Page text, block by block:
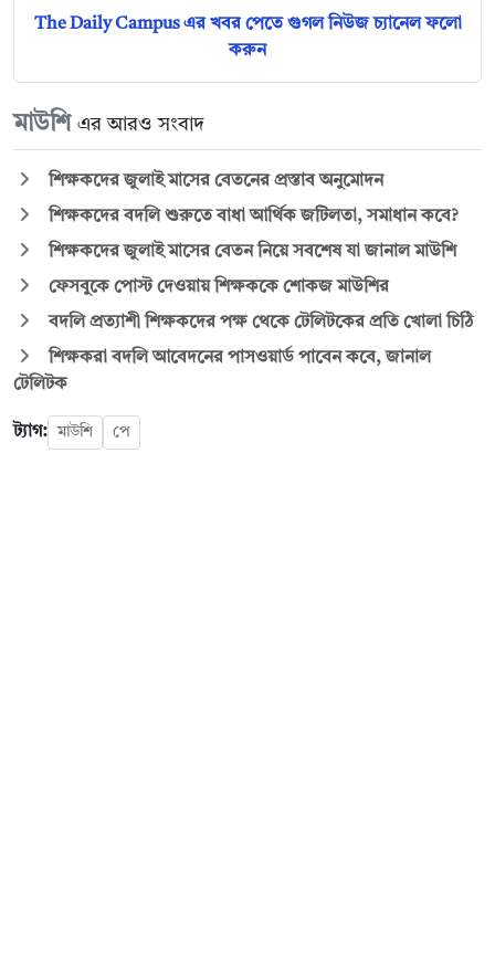
The Daily Campus এর খবর পেতে গুগল নিউজ চ্যানেল ফলো
করুন
মাউশি এর আরও সংবাদ
শিক্ষকদের জুলাই মাসের বেতনের প্রস্তাব অনুমোদন
শিক্ষকদের বদলি শুরুতে বাধা আর্থিক জটিলতা, সমাধান কবে?
শিক্ষকদের জুলাই মাসের বেতন নিয়ে সবশেষ যা জানাল মাউশি
ফেসবুকে পোস্ট দেওয়ায় শিক্ষককে শোকজ মাউশির
বদলি প্রত্যাশী শিক্ষকদের পক্ষ থেকে টেলিটকের প্রতি খোলা চিঠি
শিক্ষকরা বদলি আবেদনের পাসওয়ার্ড পাবেন কবে, জানাল
টেলিটক
ট্যাগ: মাউশি পে